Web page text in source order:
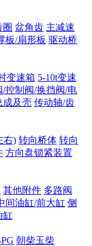
圈 盆角齿 主减速
板/扇形板 驱动桥
变速箱 5-10t变速
/控制阀/换挡阀/电
成及壳 传动轴/齿
右) 转向桥体 转向
方向盘锁紧装置
其他附件 多路阀
间油缸/前大缸 侧
缸
朝柴玉柴